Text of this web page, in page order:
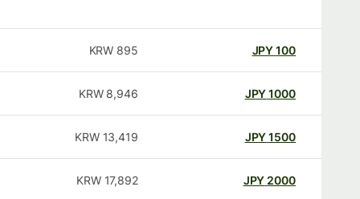
100
JPY
895
KRW
1000
JPY
8,946
KRW
1500
JPY
13,419
KRW
2000
JPY
17,892
KRW